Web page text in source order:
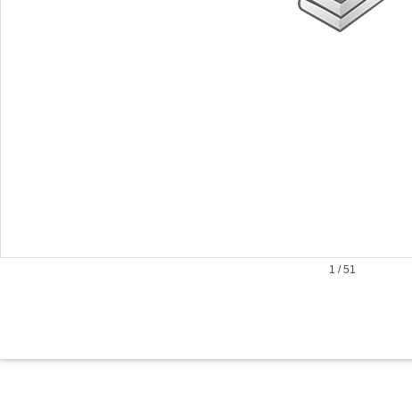
1 /51